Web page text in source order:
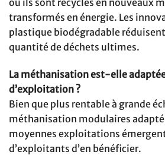
où ils sont recyclés en nouveaux
transformés en énergie. Les
plastique biodégradable
quantité de déchets ultimes.
La méthanisation est-elle
d’exploitation ?
Bien que plus rentable à grande
méthanisation modulaires
moyennes exploitations
d’exploitants d’en bénéficier.